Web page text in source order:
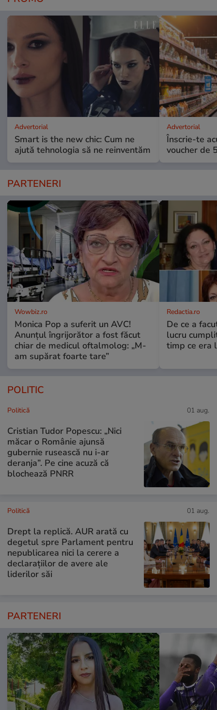
Advertorial
Smart is the new chic: Cum ne
ajută tehnologia să ne reinventăm
Advertorial
Înscrie-te
voucher de
PARTENERI
Wowbiz.ro
Monica Pop a suferit un AVC!
Anunțul îngrijorător a fost făcut
chiar de medicul oftalmolog: „M-
am supărat foarte tare”
Redactia.ro
De ce a
lucru
timp ce era
POLITIC
Politică 01 aug.
Cristian Tudor Popescu: „Nici
măcar o Românie ajunsă
gubernie rusească nu i-ar
deranja”. Pe cine acuză că
blochează PNRR
Politică 01 aug.
Drept la replică. AUR arată cu
degetul spre Parlament pentru
nepublicarea nici la cerere a
declarațiilor de avere ale
liderilor săi
PARTENERI